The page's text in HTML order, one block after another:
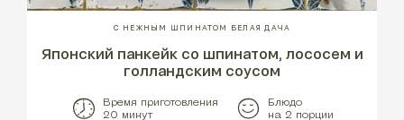
С НЕЖНЫМ ШПИНАТОМ БЕЛАЯ ДАЧА
Японский панкейк со шпинатом, лососем и
голландским соусом
Время приготовления
20 минут
Блюдо
на 2 порции